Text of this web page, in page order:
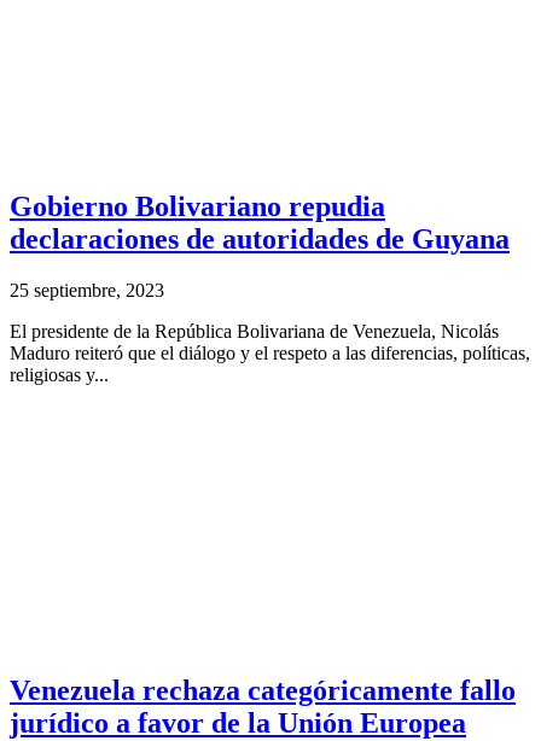
Gobierno Bolivariano repudia
declaraciones de autoridades de Guyana
25 septiembre, 2023
El presidente de la República Bolivariana de Venezuela, Nicolás
Maduro reiteró que el diálogo y el respeto a las diferencias, políticas,
religiosas y...
Venezuela rechaza categóricamente fallo
jurídico a favor de la Unión Europea